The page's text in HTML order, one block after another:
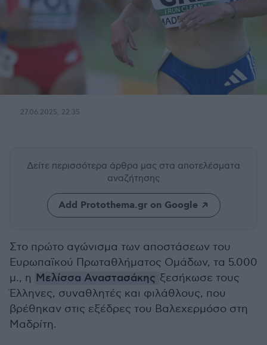
27.06.2025, 22:35
Δείτε περισσότερα άρθρα μας στα αποτελέσματα
αναζήτησης
Add Protothema.gr on Google
Στο πρώτο αγώνισμα των αποστάσεων του
Ευρωπαϊκού Πρωταθλήματος Ομάδων, τα 5.000
μ., η Μελίσσα Αναστασάκης ξεσήκωσε τους
Έλληνες, συναθλητές και φιλάθλους, που
βρέθηκαν στις εξέδρες του Βαλεχερμόσο στη
Μαδρίτη.